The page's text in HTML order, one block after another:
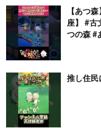
【あつ
座】 #古
つの森 #
推し住民